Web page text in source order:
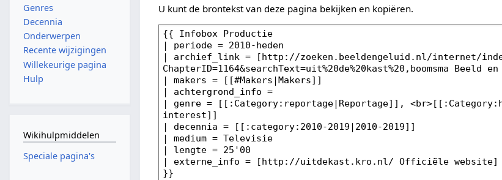
U kunt de brontekst van deze pagina bekijken en kopiëren.
Genres
Decennia
Onderwerpen
Recente wijzigingen
Willekeurige pagina
Hulp
Wikihulpmiddelen
Speciale pagina's